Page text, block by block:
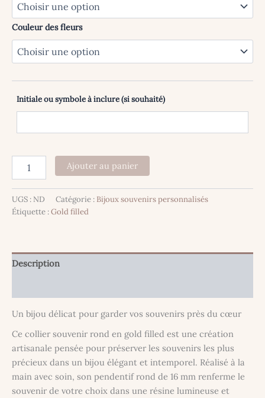
69,00 €
à
109,00 €
Couleur des fleurs
Initiale ou symbole à inclure (si souhaité)
souvenir
personnalisé
-
Gold
Ajouter au panier
UGS : ND Catégorie : Bijoux souvenirs personnalisés
Étiquette :Gold filled
Description
Un bijou délicat pour garder vos souvenirs près du cœur
Ce collier souvenir rond en gold filled est une création
artisanale pensée pour préserver les souvenirs les plus
précieux dans un bijou élégant et intemporel. Réalisé à la
main avec soin, son pendentif rond de 16 mm renferme le
souvenir de votre choix dans une résine lumineuse et